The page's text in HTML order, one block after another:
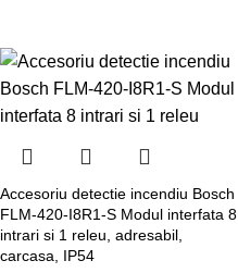
Accesoriu detectie incendiu Bosch
FLM-420-I8R1-S Modul interfata 8
intrari si 1 releu, adresabil,
carcasa, IP54